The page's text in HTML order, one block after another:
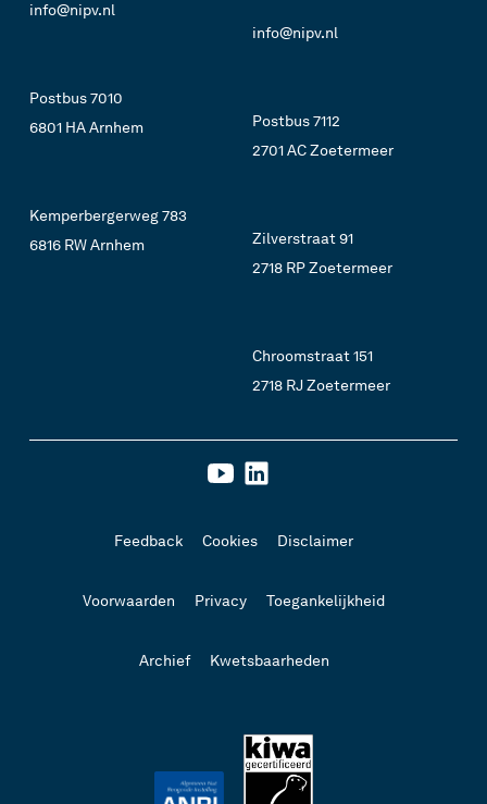
info@nipv.nl
Postbus 7010
6801 HA Arnhem
Kemperbergerweg 783
6816 RW Arnhem
info@nipv.nl
Postbus 7112
2701 AC Zoetermeer
Zilverstraat 91
2718 RP Zoetermeer
Chroomstraat 151
2718 RJ Zoetermeer
Feedback Cookies Disclaimer
Voorwaarden Privacy Toegankelijkheid
Archief Kwetsbaarheden